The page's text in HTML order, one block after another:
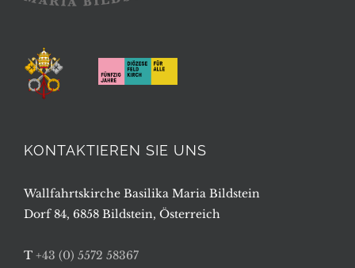
KONTAKTIEREN SIE UNS
Wallfahrtskirche Basilika Maria Bildstein
Dorf 84, 6858 Bildstein, Österreich
T +43 (0) 5572 58367